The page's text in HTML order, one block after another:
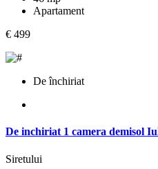
Apartament
€ 499
De închiriat
De inchiriat 1 camera demisol
Siretului